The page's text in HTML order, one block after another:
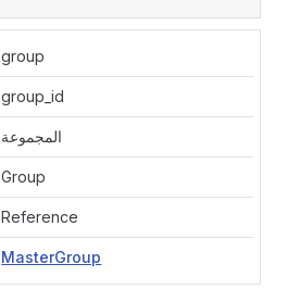
group
group_id
المجموعة
Group
Reference
MasterGroup